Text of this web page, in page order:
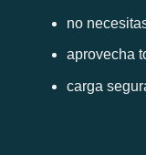
no
aprovecha
carga